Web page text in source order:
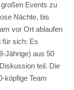
Events zu
Nächte, bis
vor Ort ablaufen
für sich: Es
Jährige) aus 50
teil. Die
köpfige Team